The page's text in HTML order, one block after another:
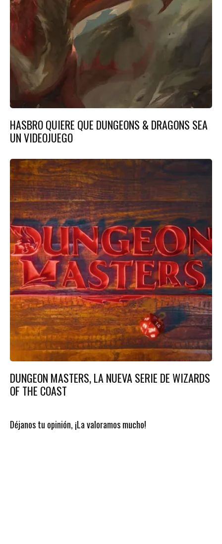
HASBRO QUIERE QUE DUNGEONS & DRAGONS SEA
UN VIDEOJUEGO
DUNGEON MASTERS, LA NUEVA SERIE DE WIZARDS
OF THE COAST
Déjanos tu opinión, ¡La valoramos mucho!